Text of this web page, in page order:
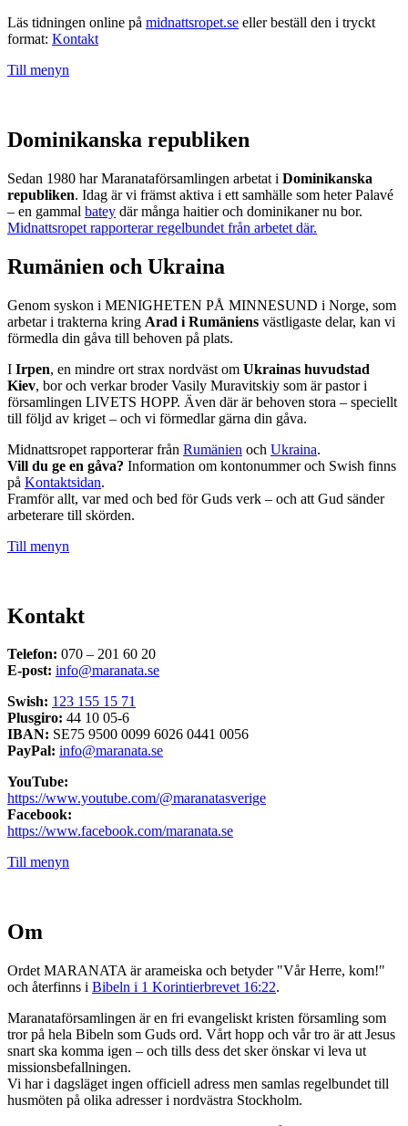
Läs tidningen online på midnattsropet.se eller beställ den i tryckt
format: Kontakt
Till menyn
Dominikanska republiken
Sedan 1980 har Maranataförsamlingen arbetat i Dominikanska
republiken. Idag är vi främst aktiva i ett samhälle som heter Palavé
– en gammal batey där många haitier och dominikaner nu bor.
Midnattsropet rapporterar regelbundet från arbetet där.
Rumänien och Ukraina
Genom syskon i MENIGHETEN PÅ MINNESUND i Norge, som
arbetar i trakterna kring Arad i Rumäniens västligaste delar, kan vi
förmedla din gåva till behoven på plats.
I Irpen, en mindre ort strax nordväst om Ukrainas huvudstad
Kiev, bor och verkar broder Vasily Muravitskiy som är pastor i
församlingen LIVETS HOPP. Även där är behoven stora – speciellt
till följd av kriget – och vi förmedlar gärna din gåva.
Midnattsropet rapporterar från Rumänien och Ukraina.
Vill du ge en gåva? Information om kontonummer och Swish finns
på Kontaktsidan.
Framför allt, var med och bed för Guds verk – och att Gud sänder
arbeterare till skörden.
Till menyn
Kontakt
Telefon: 070 – 201 60 20
E-post: info@maranata.se
Swish: 123 155 15 71
Plusgiro: 44 10 05-6
IBAN: SE75 9500 0099 6026 0441 0056
PayPal: info@maranata.se
YouTube:
https://www.youtube.com/@maranatasverige
Facebook:
https://www.facebook.com/maranata.se
Till menyn
Om
Ordet MARANATA är arameiska och betyder "Vår Herre, kom!"
och återfinns i Bibeln i 1 Korintierbrevet 16:22.
Maranataförsamlingen är en fri evangeliskt kristen församling som
tror på hela Bibeln som Guds ord. Vårt hopp och vår tro är att Jesus
snart ska komma igen – och tills dess det sker önskar vi leva ut
missionsbefallningen.
Vi har i dagsläget ingen officiell adress men samlas regelbundet till
husmöten på olika adresser i nordvästra Stockholm.